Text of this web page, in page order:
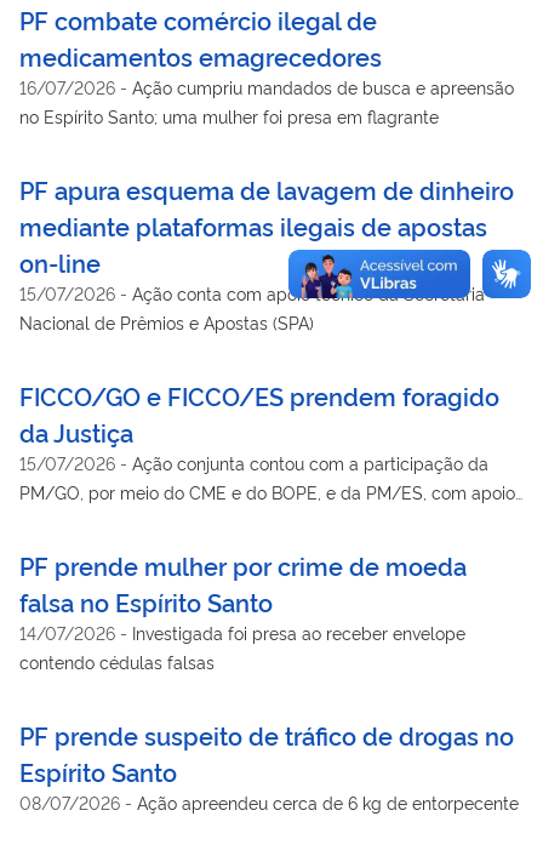
PF combate comércio ilegal de
medicamentos emagrecedores
16/07/2026 - Ação cumpriu mandados de busca e apreensão
no Espírito Santo; uma mulher foi presa em flagrante
PF apura esquema de lavagem de dinheiro
mediante plataformas ilegais de apostas
on-line
15/07/2026 - Ação conta com apoio técnico da Secretaria
Nacional de Prêmios e Apostas (SPA)
FICCO/GO e FICCO/ES prendem foragido
da Justiça
15/07/2026 - Ação conjunta contou com a participação da
PM/GO, por meio do CME e do BOPE, e da PM/ES, com apoio
PF prende mulher por crime de moeda
falsa no Espírito Santo
14/07/2026 - Investigada foi presa ao receber envelope
contendo cédulas falsas
PF prende suspeito de tráfico de drogas no
Espírito Santo
08/07/2026 - Ação apreendeu cerca de 6 kg de entorpecente